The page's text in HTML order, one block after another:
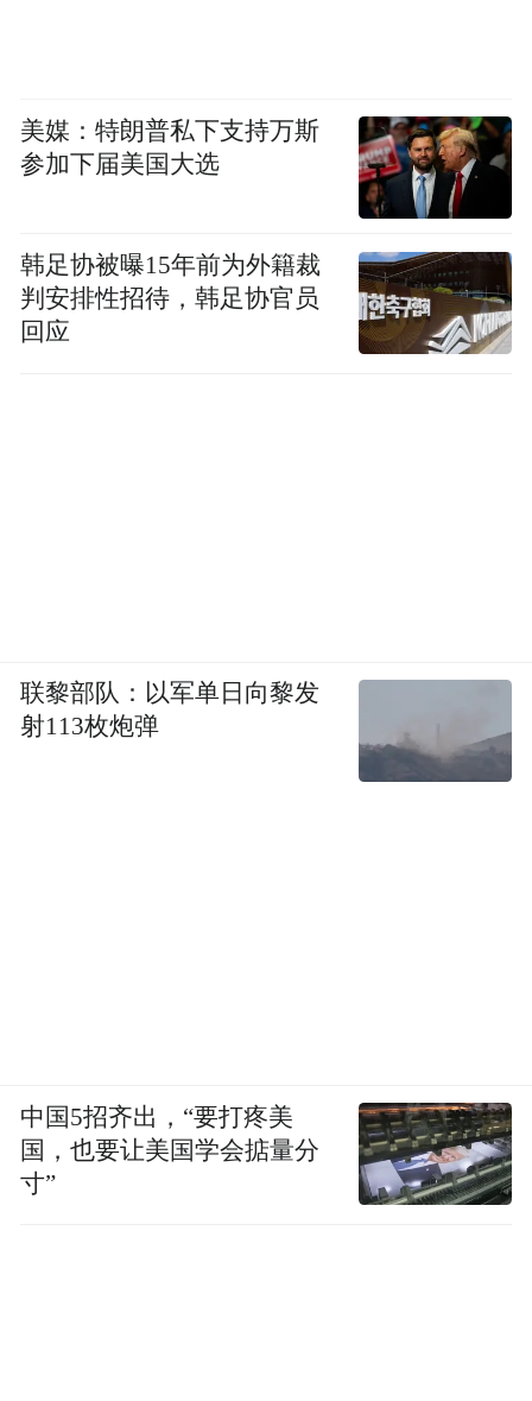
美媒：特朗普私下支持万斯
参加下届美国大选
韩足协被曝15年前为外籍裁
判安排性招待，韩足协官员
回应
联黎部队：以军单日向黎发
射113枚炮弹
中国5招齐出，“要打疼美
国，也要让美国学会掂量分
寸”